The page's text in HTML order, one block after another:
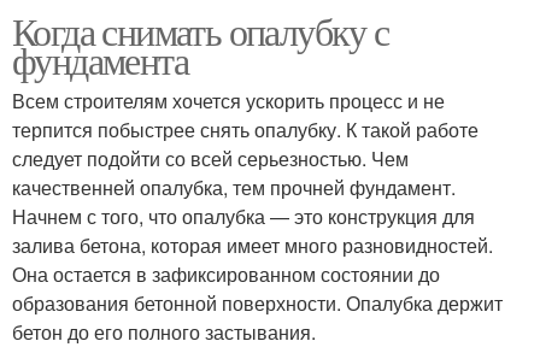
Когда снимать опалубку с
фундамента
Всем строителям хочется ускорить процесс и не
терпится побыстрее снять опалубку. К такой работе
следует подойти со всей серьезностью. Чем
качественней опалубка, тем прочней фундамент.
Начнем с того, что опалубка — это конструкция для
залива бетона, которая имеет много разновидностей.
Она остается в зафиксированном состоянии до
образования бетонной поверхности. Опалубка держит
бетон до его полного застывания.